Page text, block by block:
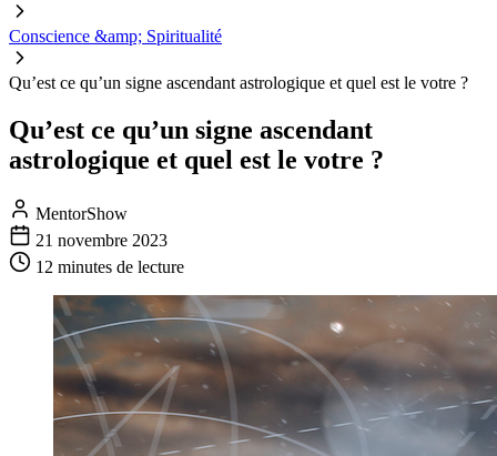
Conscience &amp; Spiritualité
Qu’est ce qu’un signe ascendant astrologique et quel est le votre ?
Qu’est ce qu’un signe ascendant
astrologique et quel est le votre ?
MentorShow
21 novembre 2023
12 minutes de lecture